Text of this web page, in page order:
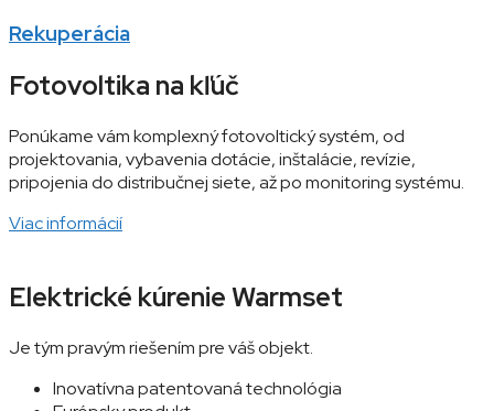
Rekuperácia
Fotovoltika na kľúč
Ponúkame vám komplexný fotovoltický systém, od
projektovania, vybavenia dotácie, inštalácie, revízie,
pripojenia do distribučnej siete, až po monitoring systému.
Viac informácií
Elektrické kúrenie Warmset
Je tým pravým riešením pre váš objekt.
Inovatívna patentovaná technológia